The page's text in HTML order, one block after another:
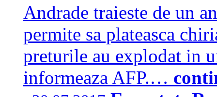
Andrade traieste de un
permite sa plateasca
preturile au explodat in
informeaza AFP.…